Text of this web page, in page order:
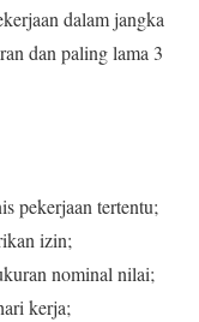
dalam jangka
dan paling lama 3
pekerjaan tertentu;
izin;
nominal nilai;
kerja;